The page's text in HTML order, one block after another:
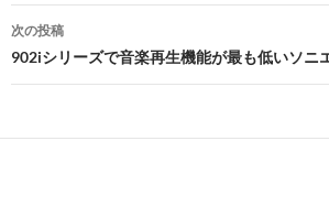
ナ
ビ
ゲ
ー
次の投稿
902iシリーズで音楽再生機能が最も低いソニ